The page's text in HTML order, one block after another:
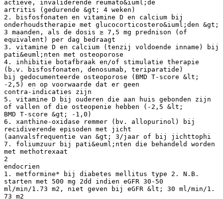
actieve, invaliderende reumato&iuml;de
artritis (gedurende &gt; 4 weken)
2. bisfosfonaten en vitamine D en calcium bij
onderhoudstherapie met glucocorticostero&iuml;den &gt;
3 maanden, als de dosis ≥ 7,5 mg prednison (of
equivalent) per dag bedraagt
3. vitamine D en calcium (tenzij voldoende inname) bij
pati&euml;nten met osteoporose
4. inhibitie botafbraak en/of stimulatie therapie
(b.v. bisfosfonaten, denosumab, teriparatide)
bij gedocumenteerde osteoporose (BMD T-score &lt;
-2,5) en op voorwaarde dat er geen
contra-indicaties zijn
5. vitamine D bij ouderen die aan huis gebonden zijn
of vallen of die osteopenie hebben (-2,5 &lt;
BMD T-score &gt; -1,0)
6. xanthine-oxidase remmer (bv. allopurinol) bij
recidiverende episoden met jicht
(aanvalsfrequentie van &gt; 3/jaar of bij jichttophi
7. foliumzuur bij pati&euml;nten die behandeld worden
met methotrexaat
2
endocrien
1. metformine* bij diabetes mellitus type 2. N.B.
starten met 500 mg 2dd indien eGFR 30-50
ml/min/1.73 m2, niet geven bij eGFR &lt; 30 ml/min/1.
73 m2